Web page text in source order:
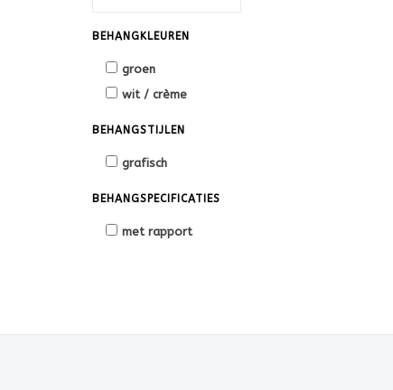
BEHANGKLEUREN
groen
wit / crème
BEHANGSTIJLEN
grafisch
BEHANGSPECIFICATIES
met rapport